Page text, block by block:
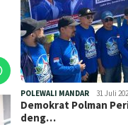
POLEWALI MANDAR 31 Juli
Demokrat Polman
deng…